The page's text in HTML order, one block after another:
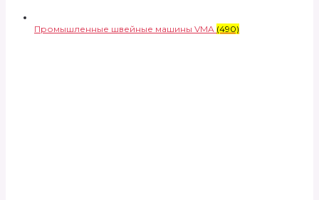
Промышленные швейные машины VMA (490)